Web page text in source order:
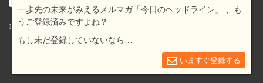
© 2026 travel voice.
広告メニュー・料金
一歩先の未来がみえるメルマガ「今日のヘッドライン」 、も
うご登録済みですよね？
もし未だ登録していないなら…
いますぐ登録する